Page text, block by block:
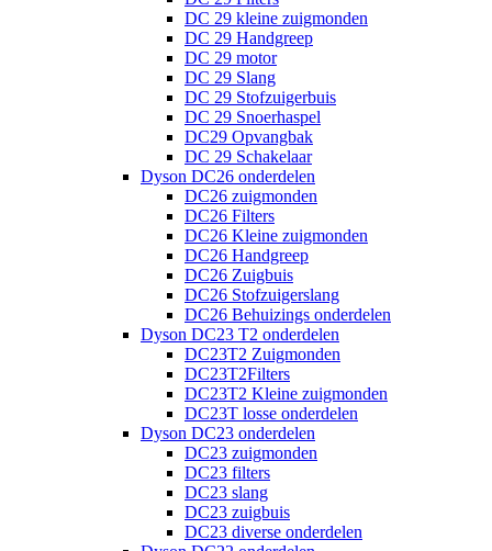
DC 29 kleine zuigmonden
DC 29 Handgreep
DC 29 motor
DC 29 Slang
DC 29 Stofzuigerbuis
DC 29 Snoerhaspel
DC29 Opvangbak
DC 29 Schakelaar
Dyson DC26 onderdelen
DC26 zuigmonden
DC26 Filters
DC26 Kleine zuigmonden
DC26 Handgreep
DC26 Zuigbuis
DC26 Stofzuigerslang
DC26 Behuizings onderdelen
Dyson DC23 T2 onderdelen
DC23T2 Zuigmonden
DC23T2Filters
DC23T2 Kleine zuigmonden
DC23T losse onderdelen
Dyson DC23 onderdelen
DC23 zuigmonden
DC23 filters
DC23 slang
DC23 zuigbuis
DC23 diverse onderdelen